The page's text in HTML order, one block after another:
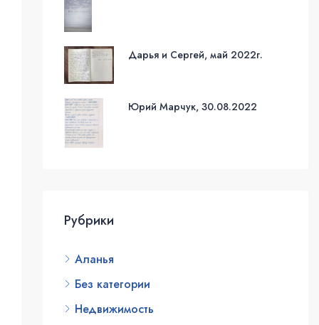
Дарья и Сергей, май 2022г.
Юрий Марчук, 30.08.2022
Рубрики
Аланья
Без категории
Недвижимость